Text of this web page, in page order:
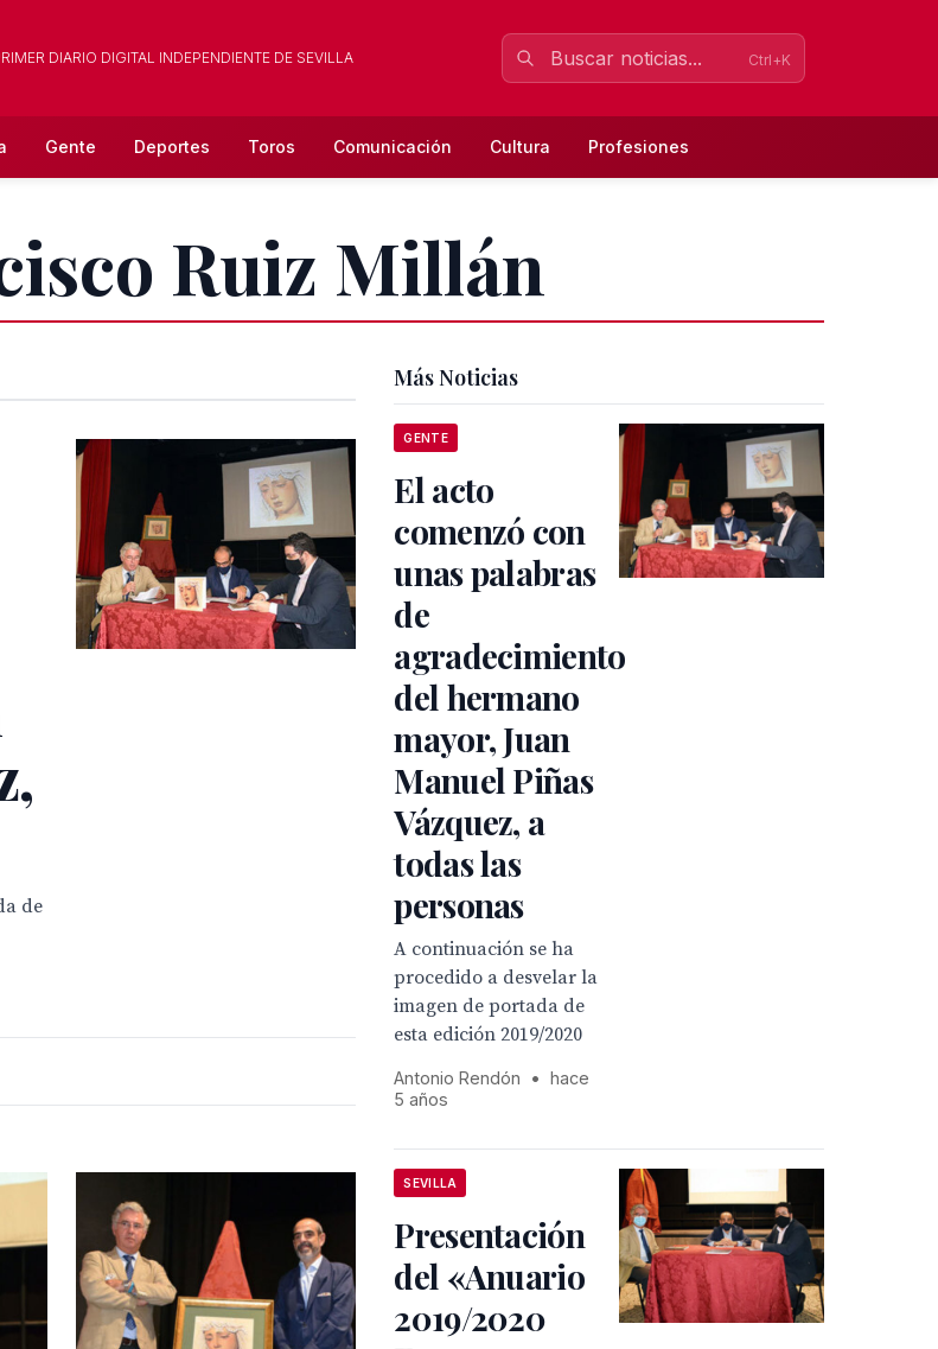
DIARIO DIGITAL INDEPENDIENTE DE SEVILLA Ctrl+K
Gente Deportes Toros Comunicación Cultura Profesiones
Ruiz Millán
de
Más Noticias
GENTE
El acto
comenzó con
unas palabras
de
agradecimiento
del hermano
mayor, Juan
Manuel Piñas
Vázquez, a
todas las
personas
A continuación se ha
procedido a desvelar la
imagen de portada de
esta edición 2019/2020
Antonio Rendón •
hace
5 años
SEVILLA
Presentación
del «Anuario
2019/2020